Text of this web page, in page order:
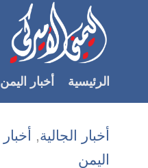
Accessibility
الرئيسي
الأقسام
الرئيسية
الرئيسية أخبار اليمن
أخبار الجالية,
أخبار
اليمن